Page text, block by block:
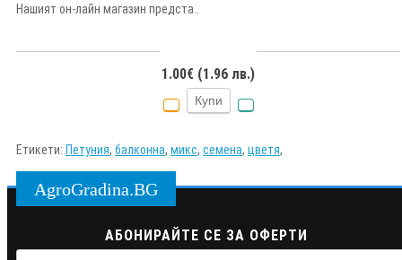
Нашият он-лайн магазин предста..
1.00€ (1.96 лв.)
Купи
Етикети: Петуния, балконна, микс, семена, цветя,
AgroGradina.BG
АБОНИРАЙТЕ СЕ ЗА ОФЕРТИ